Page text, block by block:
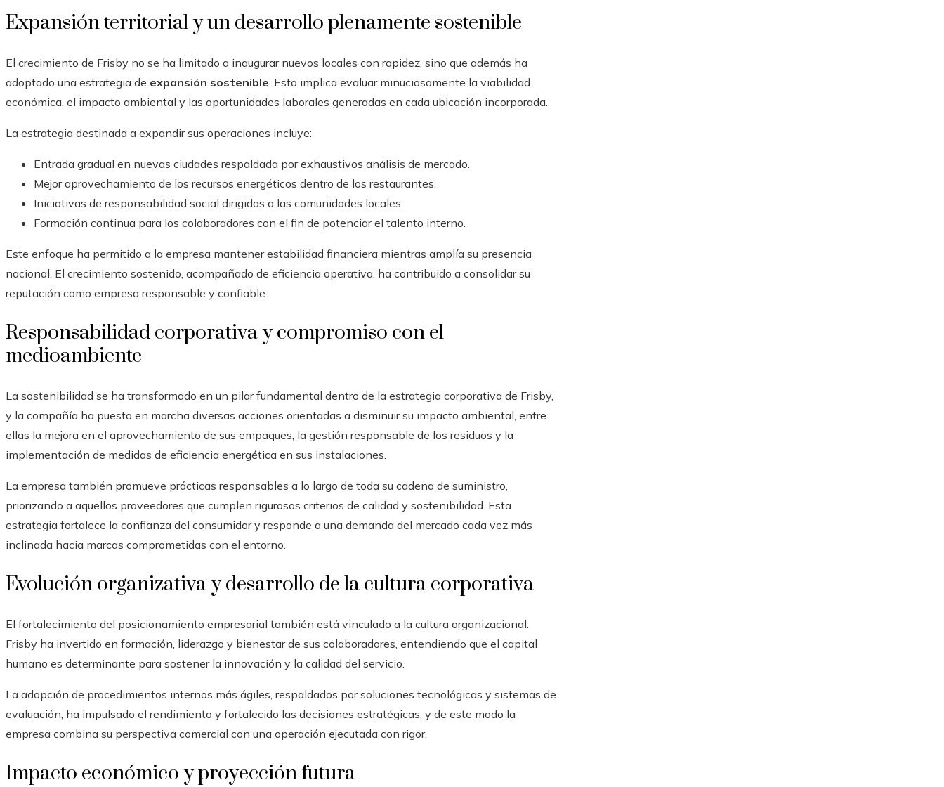
Expansión territorial y un desarrollo plenamente sostenible
El crecimiento de Frisby no se ha limitado a inaugurar nuevos locales con rapidez, sino que además ha
adoptado una estrategia de expansión sostenible. Esto implica evaluar minuciosamente la viabilidad
económica, el impacto ambiental y las oportunidades laborales generadas en cada ubicación incorporada.
La estrategia destinada a expandir sus operaciones incluye:
Entrada gradual en nuevas ciudades respaldada por exhaustivos análisis de mercado.
Mejor aprovechamiento de los recursos energéticos dentro de los restaurantes.
Iniciativas de responsabilidad social dirigidas a las comunidades locales.
Formación continua para los colaboradores con el fin de potenciar el talento interno.
Este enfoque ha permitido a la empresa mantener estabilidad financiera mientras amplía su presencia
nacional. El crecimiento sostenido, acompañado de eficiencia operativa, ha contribuido a consolidar su
reputación como empresa responsable y confiable.
Responsabilidad corporativa y compromiso con el
medioambiente
La sostenibilidad se ha transformado en un pilar fundamental dentro de la estrategia corporativa de Frisby,
y la compañía ha puesto en marcha diversas acciones orientadas a disminuir su impacto ambiental, entre
ellas la mejora en el aprovechamiento de sus empaques, la gestión responsable de los residuos y la
implementación de medidas de eficiencia energética en sus instalaciones.
La empresa también promueve prácticas responsables a lo largo de toda su cadena de suministro,
priorizando a aquellos proveedores que cumplen rigurosos criterios de calidad y sostenibilidad. Esta
estrategia fortalece la confianza del consumidor y responde a una demanda del mercado cada vez más
inclinada hacia marcas comprometidas con el entorno.
Evolución organizativa y desarrollo de la cultura corporativa
El fortalecimiento del posicionamiento empresarial también está vinculado a la cultura organizacional.
Frisby ha invertido en formación, liderazgo y bienestar de sus colaboradores, entendiendo que el capital
humano es determinante para sostener la innovación y la calidad del servicio.
La adopción de procedimientos internos más ágiles, respaldados por soluciones tecnológicas y sistemas de
evaluación, ha impulsado el rendimiento y fortalecido las decisiones estratégicas, y de este modo la
empresa combina su perspectiva comercial con una operación ejecutada con rigor.
Impacto económico y proyección futura